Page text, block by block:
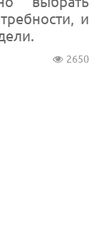
и
2650